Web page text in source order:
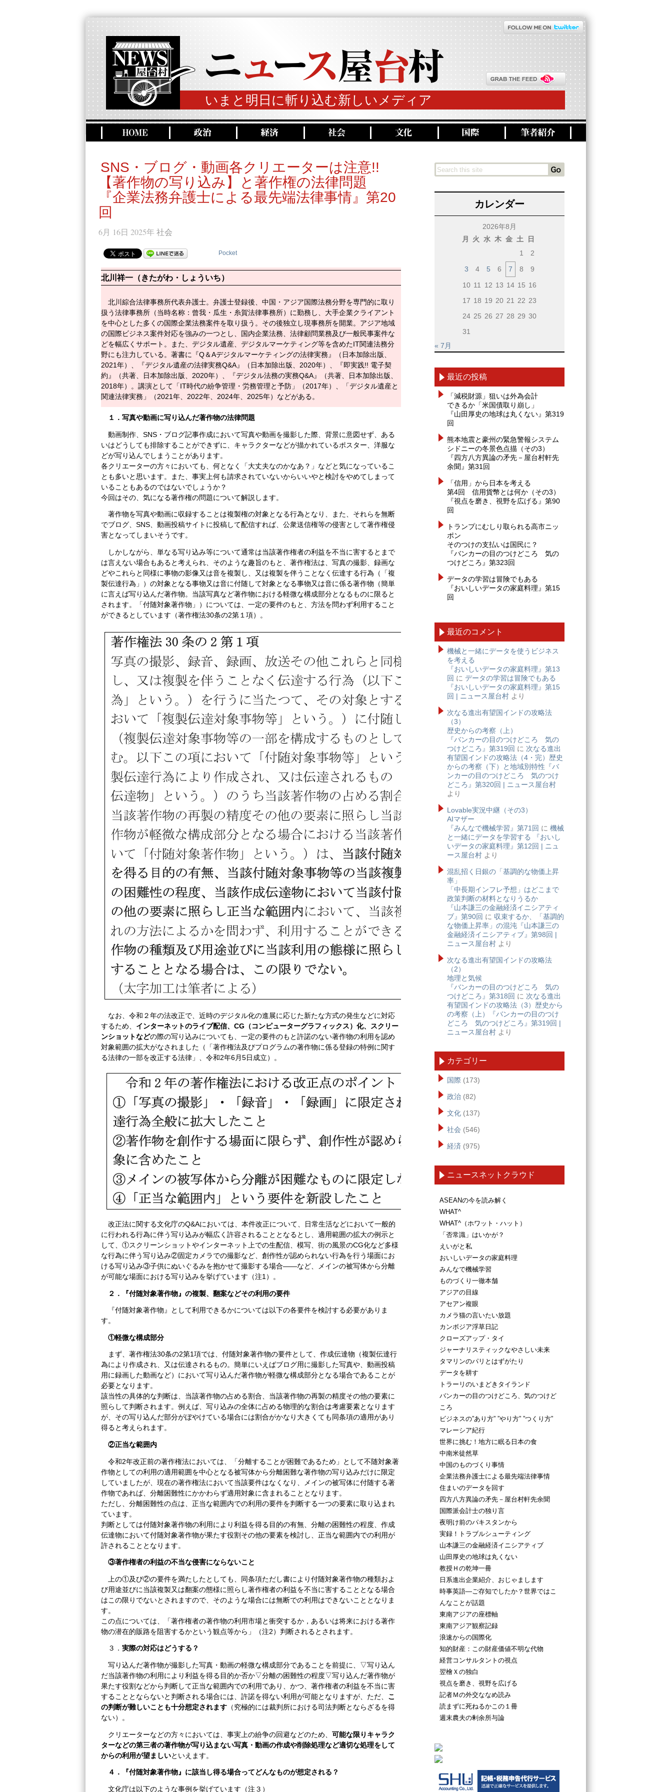
いまと明日に斬り込む新しいメディア
SNS・ブログ・動画各クリエーターは注意!!
【著作物の写り込み】と著作権の法律問題
『企業法務弁護士による最先端法律事情』第20
回
6月 16日 2025年 社会
Pocket
北川祥一（きたがわ・しょういち）
北川綜合法律事務所代表弁護士。弁護士登録後、中国・アジア国際法務分野を専門的に取り
扱う法律事務所（当時名称：曾我・瓜生・糸賀法律事務所）に勤務し、大手企業クライアント
を中心とした多くの国際企業法務案件を取り扱う。その後独立し現事務所を開業。アジア地域
の国際ビジネス案件対応を強みの一つとし、国内企業法務、法律顧問業務及び一般民事案件な
どを幅広くサポート。また、デジタル遺産、デジタルマーケティング等を含めたIT関連法務分
野にも注力している。著書に『Q＆Aデジタルマーケティングの法律実務』（日本加除出版、
2021年）、『デジタル遺産の法律実務Q&A』（日本加除出版、2020年）、『即実践!! 電子契
約』（共著、日本加除出版、2020年）、『デジタル法務の実務Q&A』（共著、日本加除出版、
2018年）。講演として「IT時代の紛争管理・労務管理と予防」（2017年）、「デジタル遺産と
関連法律実務」（2021年、2022年、2024年、2025年）などがある。
１．写真や動画に写り込んだ著作物の法律問題
動画制作、SNS・ブログ記事作成において写真や動画を撮影した際、背景に意図せず、ある
いはどうしても排除することができずに、キャラクターなどが描かれているポスター、洋服な
どが写り込んでしまうことがあります。
各クリエーターの方々においても、何となく「大丈夫なのかなあ？」などと気になっているこ
とも多いと思います。また、事実上何も請求されていないからいいやと検討をやめてしまって
いることもあるのではないでしょうか？
今回はその、気になる著作権の問題について解説します。
著作物を写真や動画に収録することは複製権の対象となる行為となり、また、それらを無断
でブログ、SNS、動画投稿サイトに投稿して配信すれば、公衆送信権等の侵害として著作権侵
害となってしまいそうです。
しかしながら、単なる写り込み等について通常は当該著作権者の利益を不当に害するとまで
は言えない場合もあると考えられ、そのような趣旨のもと、著作権法は、写真の撮影、録画な
どやこれらと同様に事物の影像又は音を複製し、又は複製を伴うことなく伝達する行為（「複
製伝達行為」）の対象となる事物又は音に付随して対象となる事物又は音に係る著作物（簡単
に言えば写り込んだ著作物。当該写真など著作物における軽微な構成部分となるものに限ると
されます。「付随対象著作物」）については、一定の要件のもと、方法を問わず利用すること
ができるとしています（著作権法30条の2第１項）。
なお、令和２年の法改正で、近時のデジタル化の進展に応じた新たな方式の発生などに対応
するため、 インターネットのライブ配信、 CG（コンピューターグラフィックス）化、スクリー
ンショットなどの際の写り込みについても、一定の要件のもと許諾のない著作物の利用を認め
対象範囲の拡大がなされました（「著作権法及びプログラムの著作物に係る登録の特例に関す
る法律の一部を改正する法律」、令和2年6月5日成立）。
改正法に関する文化庁のQ&Aにおいては、本件改正について、日常生活などにおいて一般的
に行われる行為に伴う写り込みが幅広く許容されることとなるとし、適用範囲の拡大の例示と
して、①スクリーンショットやインターネット上での生配信、模写、街の風景のCG化など多様
な行為に伴う写り込み②固定カメラでの撮影など、創作性が認められない行為を行う場面にお
ける写り込み③子供にぬいぐるみを抱かせて撮影する場合――など、メインの被写体から分離
が可能な場面における写り込みを挙げています（注1）。
２．『付随対象著作物』の複製、翻案などその利用の要件
『付随対象著作物』として利用できるかについては以下の各要件を検討する必要がありま
す。
①軽微な構成部分
まず、著作権法30条の2第1項では、付随対象著作物の要件として、作成伝達物（複製伝達行
為により作成され、又は伝達されるもの。簡単にいえばブログ用に撮影した写真や、動画投稿
用に録画した動画など）において写り込んだ著作物が軽微な構成部分となる場合であることが
必要となります。
該当性の具体的な判断は、当該著作物の占める割合、当該著作物の再製の精度その他の要素に
照らして判断されます。例えば、写り込みの全体に占める物理的な割合は考慮要素となります
が、その写り込んだ部分がぼやけている場合には割合がかなり大きくても同条項の適用があり
得ると考えられます。
②正当な範囲内
令和2年改正前の著作権法においては、「分離することが困難であるため」として不随対象著
作物としての利用の適用範囲を中心となる被写体から分離困難な著作物の写り込みだけに限定
していましたが、現在の著作権法において当該要件はなくなり、メインの被写体に付随する著
作物であれば、分離困難性にかかわらず適用対象に含まれることとなります。
ただし、分離困難性の点は、正当な範囲内での利用の要件を判断する一つの要素に取り込まれ
ています。
判断としては付随対象著作物の利用により利益を得る目的の有無、分離の困難性の程度、作成
伝達物において付随対象著作物が果たす役割その他の要素を検討し、正当な範囲内での利用が
許されることとなります。
③著作権者の利益の不当な侵害にならないこと
上の①及び②の要件を満たしたとしても、同条項ただし書により付随対象著作物の種類およ
び用途並びに当該複製又は翻案の態様に照らし著作権者の利益を不当に害することとなる場合
はこの限りでないとされますので、そのような場合には無断での利用はできないこととなりま
す。
この点については、「著作権者の著作物の利用市場と衝突するか，あるいは将来における著作
物の潜在的販路を阻害するかという観点等から」（注2）判断されるとされます。
３． 実際の対応はどうする？
写り込んだ著作物が撮影した写真・動画の軽微な構成部分であることを前提に、▽写り込ん
だ当該著作物の利用により利益を得る目的か否か▽分離の困難性の程度▽写り込んだ著作物が
果たす役割などから判断して正当な範囲内での利用であり、かつ、著作権者の利益を不当に害
することとならないと判断される場合には、許諾を得ない利用が可能となりますが、ただ、 こ
の判断が難しいことも十分想定されます （究極的には裁判所における司法判断とならざるを得
ない）。
クリエーターなどの方々においては、事実上の紛争の回避などのため、 可能な限りキャラク
ターなどの第三者の著作物が写り込まない写真・動画の作成や削除処理など適切な処理をして
からの利用が望ましいといえます。
４．『付随対象著作物』に該当し得る場合ってどんなものが想定される？
文化庁は以下のような事例を挙げています（注３）
カレンダー
2026年8月
月
火 水 木 金 土
日
1
2
3
4 5 6 7 8
9
10 11 12 13 14 15 16
17 18 19 20 21 22 23
24 25 26 27 28 29 30
31
« 7月
最近の投稿
「減税財源」狙いは外為会計
できるか「米国債取り崩し」
『山田厚史の地球は丸くない』第319
回
熊本地震と豪州の緊急警報システム
シドニーの冬景色点描（その3）
『四方八方異論の矛先－屋台村軒先
余聞』第31回
「信用」から日本を考える
第4回 信用貨幣とは何か（その3）
『視点を磨き、視野を広げる』第90
回
トランプにむしり取られる高市ニッ
ポン
そのつけの支払いは国民に？
『バンカーの目のつけどころ 気の
つけどころ』第323回
データの学習は冒険でもある
『おいしいデータの家庭料理』第15
回
最近のコメント
機械と一緒にデータを使うビジネス
を考える
『おいしいデータの家庭料理』第13
回 に データの学習は冒険でもある
『おいしいデータの家庭料理』第15
回 | ニュース屋台村 より
次なる進出有望国インドの攻略法
（3）
歴史からの考察（上）
『バンカーの目のつけどころ 気の
つけどころ』第319回 に 次なる進出
有望国インドの攻略法（4・完）歴史
からの考察（下）と地域別特性『バ
ンカーの目のつけどころ 気のつけ
どころ』第320回 | ニュース屋台村
より
Lovable実況中継（その3）
AIマザー
『みんなで機械学習』第71回 に 機械
と一緒にデータを学習する 『おいし
いデータの家庭料理』第12回 | ニュ
ース屋台村 より
混乱招く日銀の「基調的な物価上昇
率」
「中長期インフレ予想」はどこまで
政策判断の材料となりうるか
『山本謙三の金融経済イニシアティ
ブ』第90回 に 収束するか、「基調的
な物価上昇率」の混沌『山本謙三の
金融経済イニシアティブ』第98回 |
ニュース屋台村 より
次なる進出有望国インドの攻略法
（2）
地理と気候
『バンカーの目のつけどころ 気の
つけどころ』第318回 に 次なる進出
有望国インドの攻略法（3）歴史から
の考察（上）『バンカーの目のつけ
どころ 気のつけどころ』第319回 |
ニュース屋台村 より
カテゴリー
国際 (173)
政治 (82)
文化 (137)
社会 (546)
経済 (975)
ニュースネットクラウド
ASEANの今を読み解く
WHAT^
WHAT^（ホワット・ハット）
「否常識」はいかが？
えいがと私
おいしいデータの家庭料理
みんなで機械学習
ものづくり一徹本舗
アジアの目線
アセアン複眼
カメラ猫の言いたい放題
カンボジア浮草日記
クローズアップ・タイ
ジャーナリスティックなやさしい未来
タマリンのパリとはずがたり
データを耕す
トラーリのいまどきタイランド
バンカーの目のつけどころ、気のつけど
ころ
ビジネスの”あり方” ”やり方” ”つくり方”
マレーシア紀行
世界に挑む！地方に眠る日本の食
中南米徒然草
中国のものづくり事情
企業法務弁護士による最先端法律事情
住まいのデータを回す
四方八方異論の矛先－屋台村軒先余聞
国際派会計士の独り言
夜明け前のパキスタンから
実録！トラブルシューティング
山本謙三の金融経済イニシアティブ
山田厚史の地球は丸くない
教授Ｈの乾坤一冊
日系進出企業紹介、おじゃまします
時事英語―ご存知でしたか？世界ではこ
んなことが話題
東南アジアの座標軸
東南アジア観察記録
浪速からの国際化
知的財産：この財産価値不明な代物
経営コンサルタントの視点
翌檜Ｘの独白
視点を磨き、視野を広げる
記者Ｍの外交ななめ読み
読まずに死ねるかこの１冊
週末農夫の剰余所与論